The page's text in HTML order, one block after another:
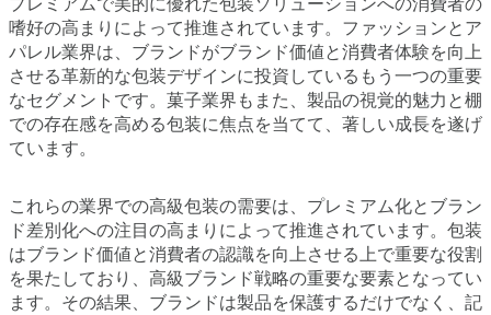
嗜好の高まりによって推進されています。ファッションとア
パレル業界は、ブランドがブランド価値と消費者体験を向上
させる革新的な包装デザインに投資しているもう一つの重要
なセグメントです。菓子業界もまた、製品の視覚的魅力と棚
での存在感を高める包装に焦点を当てて、著しい成長を遂げ
ています。
これらの業界での高級包装の需要は、プレミアム化とブラン
ド差別化への注目の高まりによって推進されています。包装
はブランド価値と消費者の認識を向上させる上で重要な役割
を果たしており、高級ブランド戦略の重要な要素となってい
ます。その結果、ブランドは製品を保護するだけでなく、記